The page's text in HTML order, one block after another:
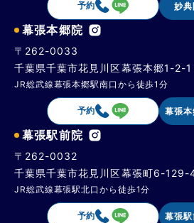
予約 妙典
幕張本郷院
〒262-0033
千葉県千葉市花見川区幕張本郷1-2-
JR総武線幕張本郷駅南口から徒歩1分
予約 幕張
幕張駅前院
〒262-0032
千葉県千葉市花見川区幕張町6-129-
JR総武線幕張駅北口から徒歩1分
予約 幕張